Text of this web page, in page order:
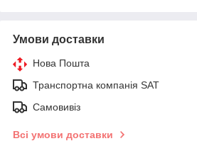
Умови доставки
Нова Пошта
Транспортна компанія SAT
Самовивіз
Всі умови доставки